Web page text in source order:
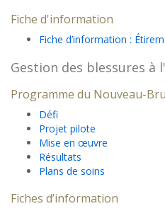
Fiche d'information
Fiche d’information :
Gestion des blessures à
Programme du Nouveau-
Défi
Projet pilote
Mise en œuvre
Résultats
Plans de soins
Fiches d’information